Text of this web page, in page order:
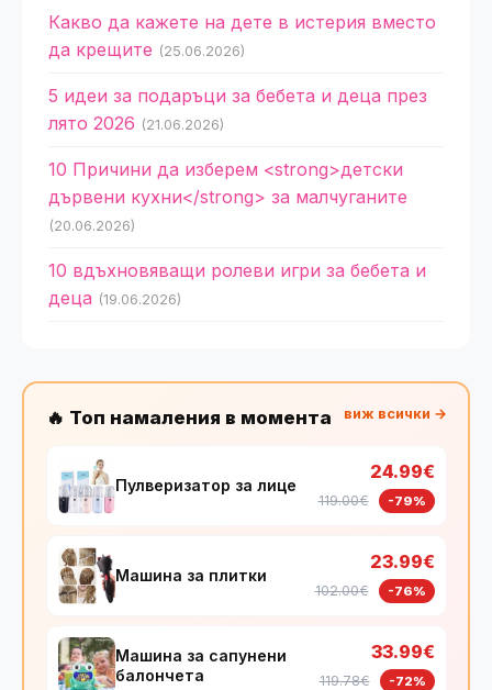
Какво да кажете на дете в истерия вместо
да крещите (25.06.2026)
5 идеи за подаръци за бебета и деца през
лято 2026 (21.06.2026)
10 Причини да изберем <strong>детски
дървени кухни</strong> за малчуганите
(20.06.2026)
10 вдъхновяващи ролеви игри за бебета и
деца (19.06.2026)
🔥 Топ намаления в момента виж всички →
Пулверизатор за лице
24.99€
119.00€ -79%
Машина за плитки
23.99€
102.00€ -76%
Машина за сапунени
балончета
33.99€
119.78€ -72%